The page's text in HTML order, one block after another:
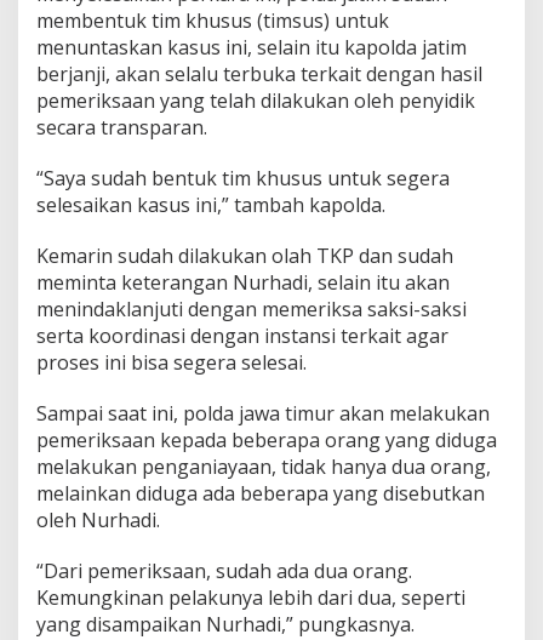
membentuk tim khusus (timsus) untuk
menuntaskan kasus ini, selain itu kapolda jatim
berjanji, akan selalu terbuka terkait dengan hasil
pemeriksaan yang telah dilakukan oleh penyidik
secara transparan.
“Saya sudah bentuk tim khusus untuk segera
selesaikan kasus ini,” tambah kapolda.
Kemarin sudah dilakukan olah TKP dan sudah
meminta keterangan Nurhadi, selain itu akan
menindaklanjuti dengan memeriksa saksi-saksi
serta koordinasi dengan instansi terkait agar
proses ini bisa segera selesai.
Sampai saat ini, polda jawa timur akan melakukan
pemeriksaan kepada beberapa orang yang diduga
melakukan penganiayaan, tidak hanya dua orang,
melainkan diduga ada beberapa yang disebutkan
oleh Nurhadi.
“Dari pemeriksaan, sudah ada dua orang.
Kemungkinan pelakunya lebih dari dua, seperti
yang disampaikan Nurhadi,” pungkasnya.